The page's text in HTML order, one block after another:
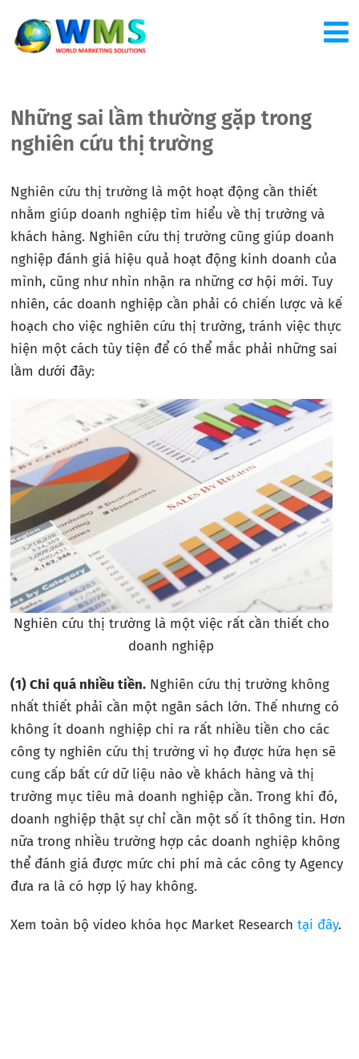
Những sai lầm thường gặp trong
nghiên cứu thị trường
Nghiên cứu thị trường là một hoạt động cần thiết
nhằm giúp doanh nghiệp tìm hiểu về thị trường và
khách hàng. Nghiên cứu thị trường cũng giúp doanh
nghiệp đánh giá hiệu quả hoạt động kinh doanh của
mình, cũng như nhìn nhận ra những cơ hội mới. Tuy
nhiên, các doanh nghiệp cần phải có chiến lược và kế
hoạch cho việc nghiên cứu thị trường, tránh việc thực
hiện một cách tùy tiện để có thể mắc phải những sai
lầm dưới đây:
Nghiên cứu thị trường là một việc rất cần thiết cho
doanh nghiệp
(1) Chi quá nhiều tiền. Nghiên cứu thị trường không
nhất thiết phải cần một ngân sách lớn. Thế nhưng có
không ít doanh nghiệp chi ra rất nhiều tiền cho các
công ty nghiên cứu thị trường vì họ được hứa hẹn sẽ
cung cấp bất cứ dữ liệu nào về khách hàng và thị
trường mục tiêu mà doanh nghiệp cần. Trong khi đó,
doanh nghiệp thật sự chỉ cần một số ít thông tin. Hơn
nữa trong nhiều trường hợp các doanh nghiệp không
thể đánh giá được mức chi phí mà các công ty Agency
đưa ra là có hợp lý hay không.
Xem toàn bộ video khóa học Market Researchtại đây.